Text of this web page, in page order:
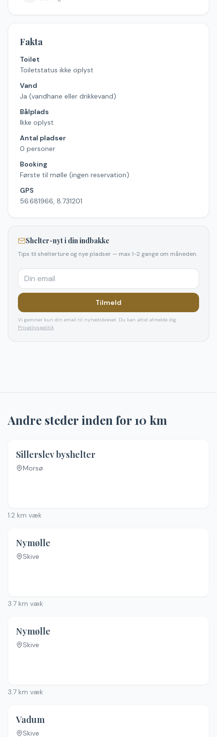
Fakta
Toilet
Toiletstatus ikke oplyst
Vand
Ja (vandhane eller drikkevand)
Bålplads
Ikke oplyst
Antal pladser
0 personer
Booking
Første til mølle (ingen reservation)
GPS
56.681966, 8.731201
Shelter-nyt i din indbakke
Tips til shelterture og nye pladser — max 1-2 gange om måneden.
Tilmeld
Vi gemmer kun din email til nyhedsbrevet. Du kan altid afmelde dig.
Privatlivspolitik
Andre steder inden for10 km
Sillerslev byshelter
Morsø
1.2 km væk
Nymølle
Skive
3.7 km væk
Nymølle
Skive
3.7 km væk
Vadum
Skive